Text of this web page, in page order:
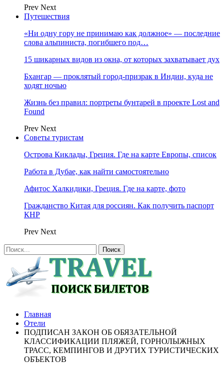
Prev Next
Путешествия
«Ни одну гору не принимаю как должное» — последние
слова альпиниста, погибшего под…
15 шикарных видов из окна, от которых захватывает дух
Бхангар — проклятый город-призрак в Индии, куда не
ходят ночью
Жизнь без правил: портреты бунтарей в проекте Lost and
Found
Prev Next
Советы туристам
Острова Киклады, Греция. Где на карте Европы, список
Работа в Дубае, как найти самостоятельно
Афитос Халкидики, Греция. Где на карте, фото
Гражданство Китая для россиян. Как получить паспорт
КНР
Prev Next
Главная
Отели
ПОДПИСАН ЗАКОН ОБ ОБЯЗАТЕЛЬНОЙ
КЛАССИФИКАЦИИ ПЛЯЖЕЙ, ГОРНОЛЫЖНЫХ
ТРАСС, КЕМПИНГОВ И ДРУГИХ ТУРИСТИЧЕСКИХ
ОБЪЕКТОВ